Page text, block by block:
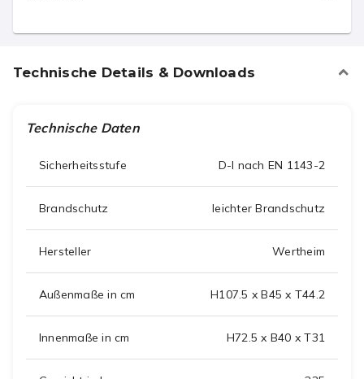
Technische Details & Downloads
Technische Daten
Sicherheitsstufe D-I nach EN 1143-2
Brandschutz leichter Brandschutz
Hersteller Wertheim
Außenmaße in cm H107.5 x B45 x T44.2
Innenmaße in cm H72.5 x B40 x T31